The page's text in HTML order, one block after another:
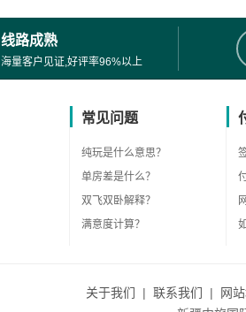
线路成熟
海量客户见证,好评率96%以上
常见问题
纯玩是什么意思？
单房差是什么？
双飞双卧解释？
满意度计算？
关于我们 | 联系我们 | 网